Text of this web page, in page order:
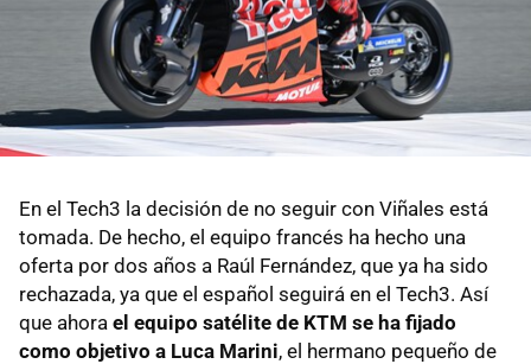
En el Tech3 la decisión de no seguir con Viñales está
tomada. De hecho, el equipo francés ha hecho una
oferta por dos años a Raúl Fernández, que ya ha sido
rechazada, ya que el español seguirá en el Tech3. Así
que ahora el equipo satélite de KTM se ha fijado
como objetivo a Luca Marini, el hermano pequeño de